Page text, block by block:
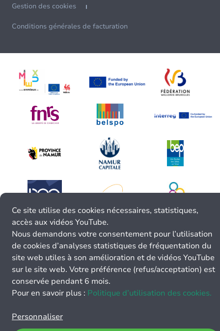
Gestion des cookies
Conditions générales de facturation
Ce site utilise des cookies nécessaires, statistiques,
accès aux vidéos YouTube.
Nous demandons votre consentement pour l’utilisation
de cookies d’analyses statistiques de fréquentation du
site web utiles à son amélioration et de vidéos YouTube
sur le site web. Votre préférence (refus/acceptation) est
conservée pendant 6 mois.
Pour en savoir plus : Politique d’utilisation des cookies.
Personnaliser